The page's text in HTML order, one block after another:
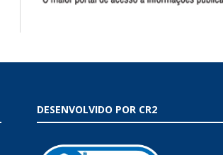
DESENVOLVIDO POR CR2